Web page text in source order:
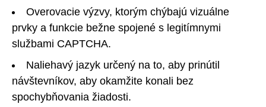
Overovacie výzvy, ktorým chýbajú vizuálne
prvky a funkcie bežne spojené s legitímnymi
službami CAPTCHA.
Naliehavý jazyk určený na to, aby prinútil
návštevníkov, aby okamžite konali bez
spochybňovania žiadosti.